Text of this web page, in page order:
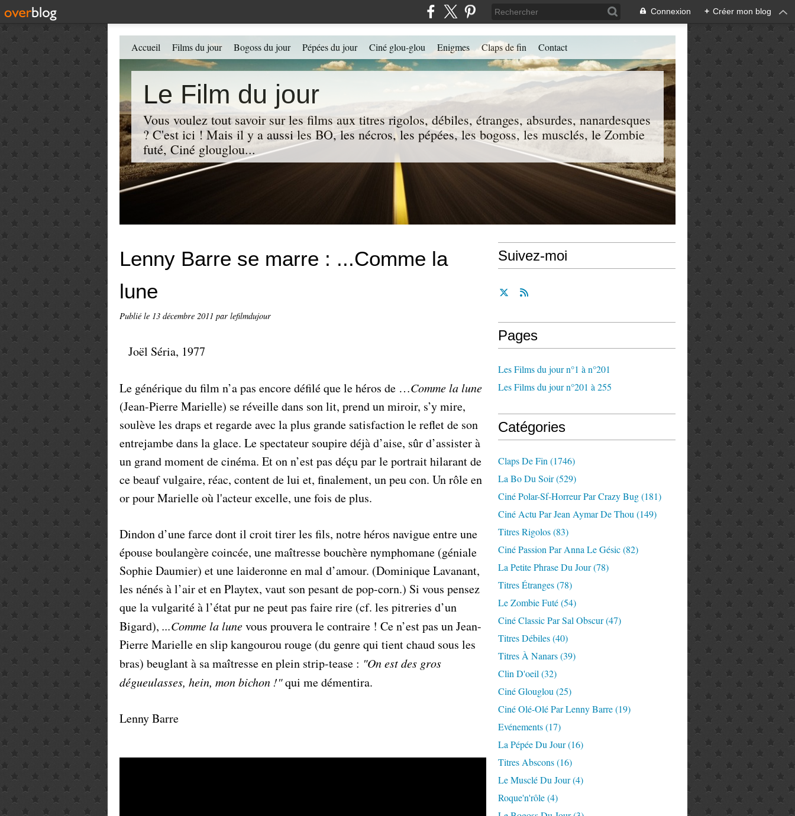
Connexion + Créer mon blog
Le Film du jour
Vous voulez tout savoir sur les films aux titres rigolos, débiles, étranges, absurdes, nanardesques
? C'est ici ! Mais il y a aussi les BO, les nécros, les pépées, les bogoss, les musclés, le Zombie
futé, Ciné glouglou...
Accueil Films du jour Bogoss du jour Pépées du jour Ciné glou-glou Enigmes Claps de fin Contact
Lenny Barre se marre : ...Comme la
lune
Publié le 13 décembre 2011 par lefilmdujour
Joël Séria, 1977
Le générique du film n’a pas encore défilé que le héros de …Comme la lune
(Jean-Pierre Marielle) se réveille dans son lit, prend un miroir, s’y mire,
soulève les draps et regarde avec la plus grande satisfaction le reflet de son
entrejambe dans la glace. Le spectateur soupire déjà d’aise, sûr d’assister à
un grand moment de cinéma. Et on n’est pas déçu par le portrait hilarant de
ce beauf vulgaire, réac, content de lui et, finalement, un peu con. Un rôle en
or pour Marielle où l'acteur excelle, une fois de plus.
Dindon d’une farce dont il croit tirer les fils, notre héros navigue entre une
épouse boulangère coincée, une maîtresse bouchère nymphomane (géniale
Sophie Daumier) et une laideronne en mal d’amour. (Dominique Lavanant,
les nénés à l’air et en Playtex, vaut son pesant de pop-corn.) Si vous pensez
que la vulgarité à l’état pur ne peut pas faire rire (cf. les pitreries d’un
Bigard), ...Comme la lunevous prouvera le contraire ! Ce n’est pas un Jean-
Pierre Marielle en slip kangourou rouge (du genre qui tient chaud sous les
bras) beuglant à sa maîtresse en plein strip-tease : "On est des gros
dégueulasses, hein, mon bichon !"qui me démentira.
Lenny Barre
Suivez-moi
Pages
Les Films du jour n°1 à n°201
Les Films du jour n°201 à 255
Catégories
Claps De Fin (1746)
La Bo Du Soir(529)
Ciné Polar-Sf-Horreur Par Crazy Bug(181)
Ciné Actu Par Jean Aymar De Thou (149)
Titres Rigolos(83)
Ciné Passion Par Anna Le Gésic(82)
La Petite Phrase Du Jour(78)
Titres Étranges(78)
Le Zombie Futé(54)
Ciné Classic Par Sal Obscur(47)
Titres Débiles(40)
Titres À Nanars(39)
Clin D'oeil (32)
Ciné Glouglou (25)
Ciné Olé-Olé Par Lenny Barre(19)
Evénements(17)
La Pépée Du Jour(16)
Titres Abscons(16)
Le Musclé Du Jour(4)
Roque'n'rôle(4)